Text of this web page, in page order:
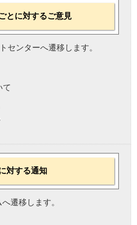
とに対するご意見
センターへ遷移します。
て
対する通知
遷移します。